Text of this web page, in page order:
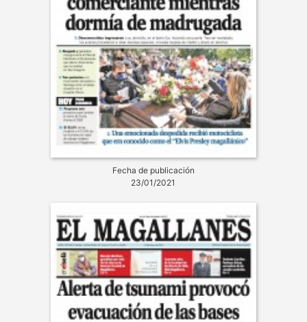
Fecha de publicación
23/01/2021